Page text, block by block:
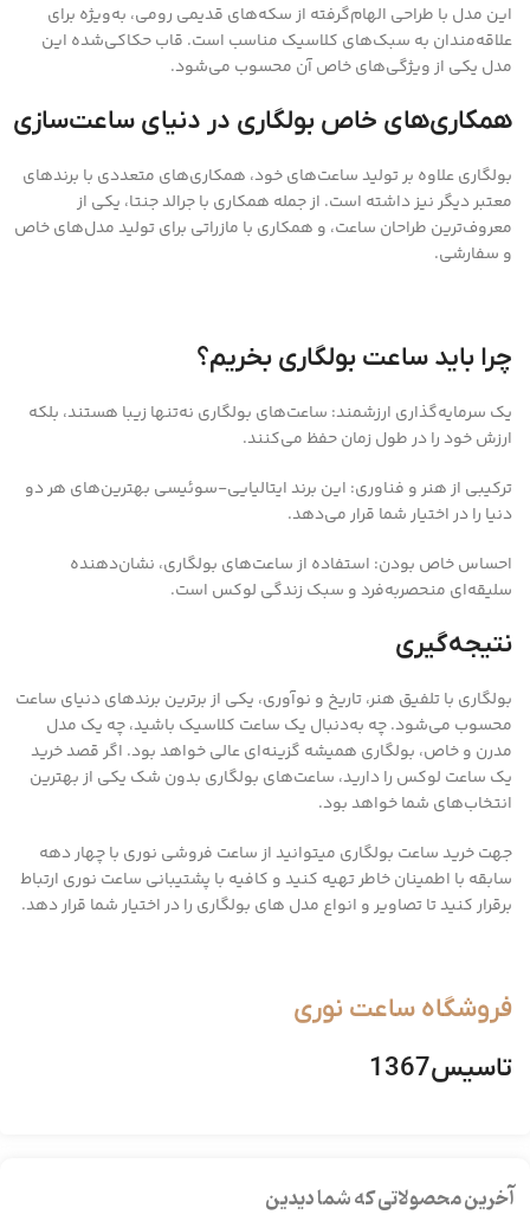
این مدل با طراحی الهام‌گرفته از سکه‌های قدیمی رومی، به‌ویژه برای
علاقه‌مندان به سبک‌های کلاسیک مناسب است. قاب حکاکی‌شده این
مدل یکی از ویژگی‌های خاص آن محسوب می‌شود.
همکاری‌های خاص بولگاری در دنیای ساعت‌سازی
بولگاری علاوه بر تولید ساعت‌های خود، همکاری‌های متعددی با برندهای
معتبر دیگر نیز داشته است. از جمله همکاری با جرالد جنتا، یکی از
معروف‌ترین طراحان ساعت، و همکاری با مازراتی برای تولید مدل‌های خاص
و سفارشی.
چرا باید ساعت بولگاری بخریم؟
یک سرمایه‌گذاری ارزشمند: ساعت‌های بولگاری نه‌تنها زیبا هستند، بلکه
ارزش خود را در طول زمان حفظ می‌کنند.
ترکیبی از هنر و فناوری: این برند ایتالیایی-سوئیسی بهترین‌های هر دو
دنیا را در اختیار شما قرار می‌دهد.
احساس خاص بودن: استفاده از ساعت‌های بولگاری، نشان‌دهنده
سلیقه‌ای منحصربه‌فرد و سبک زندگی لوکس است.
نتیجه‌گیری
بولگاری با تلفیق هنر، تاریخ و نوآوری، یکی از برترین برندهای دنیای ساعت
محسوب می‌شود. چه به‌دنبال یک ساعت کلاسیک باشید، چه یک مدل
مدرن و خاص، بولگاری همیشه گزینه‌ای عالی خواهد بود. اگر قصد خرید
یک ساعت لوکس را دارید، ساعت‌های بولگاری بدون شک یکی از بهترین
انتخاب‌های شما خواهد بود.
جهت خرید ساعت بولگاری میتوانید از ساعت فروشی نوری با چهار دهه
سابقه با اطمینان خاطر تهیه کنید و کافیه با پشتیبانی ساعت نوری ارتباط
برقرار کنید تا تصاویر و انواع مدل های بولگاری را در اختیار شما قرار دهد.
فروشگاه ساعت نوری
تاسیس1367
آخرین محصولاتی که شما دیدین